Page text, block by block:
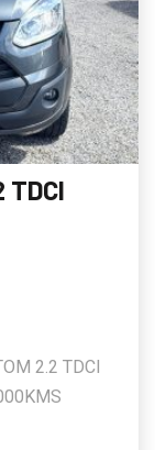
TDCI
2.2 TDCI